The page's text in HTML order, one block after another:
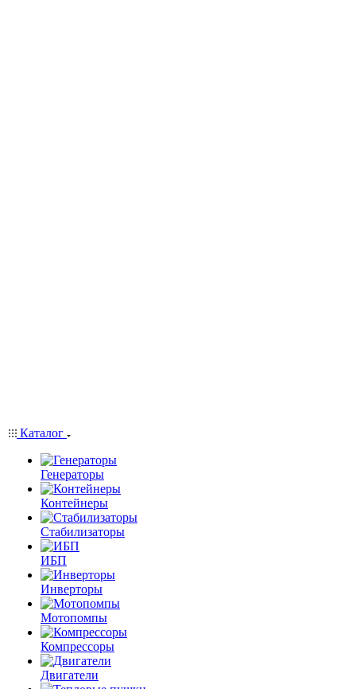
Каталог
Генераторы
Контейнеры
Стабилизаторы
ИБП
Инверторы
Мотопомпы
Компрессоры
Двигатели